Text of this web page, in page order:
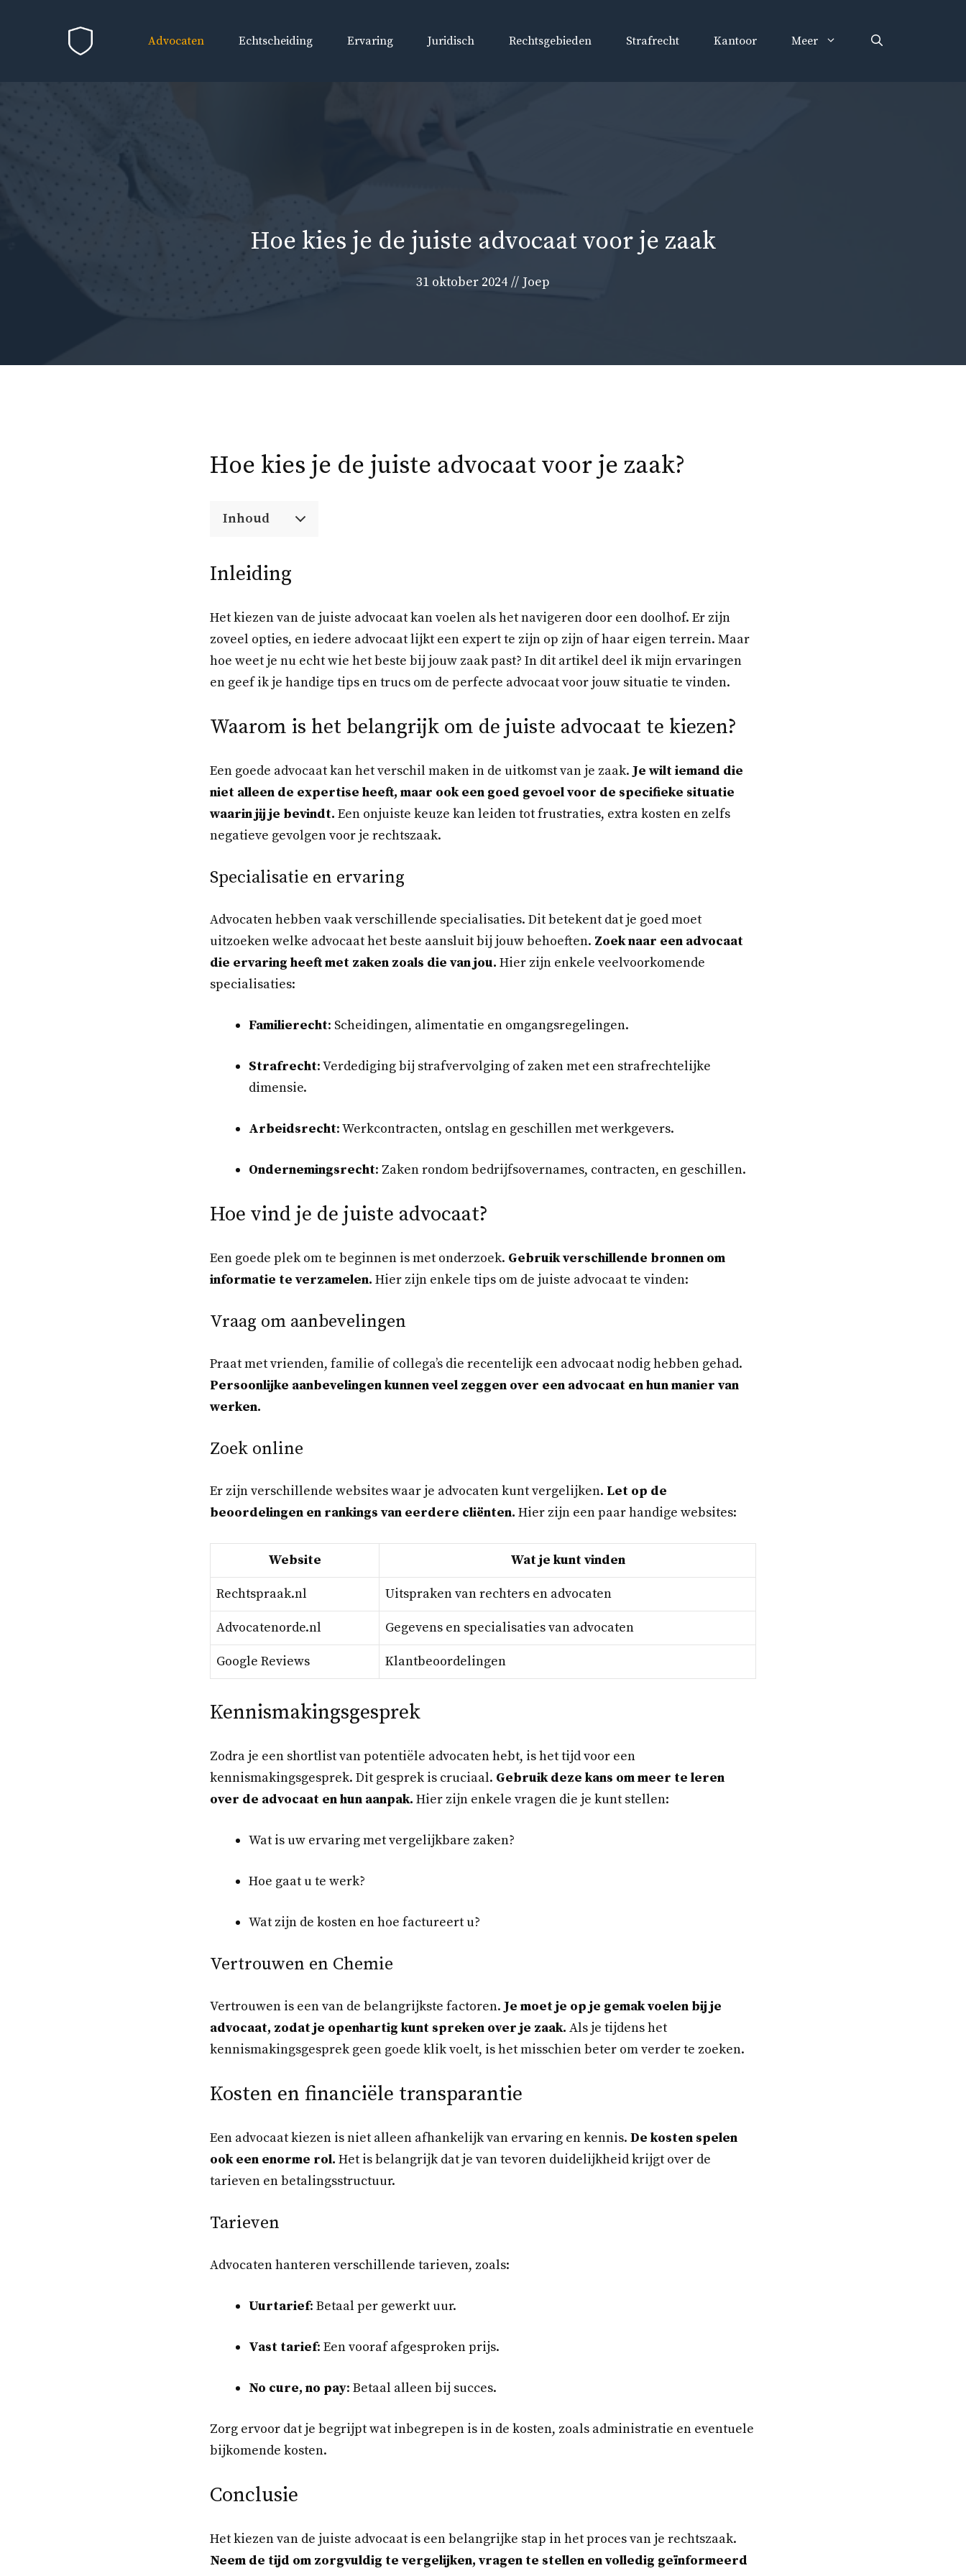
Advocaten Echtscheiding Ervaring Juridisch Rechtsgebieden Strafrecht Kantoor Meer
Hoe kies je de juiste advocaat voor je zaak
31 oktober 2024 // Joep
Hoe kies je de juiste advocaat voor je zaak?
Inhoud
Inleiding
Het kiezen van de juiste advocaat kan voelen als het navigeren door een doolhof. Er zijn
zoveel opties, en iedere advocaat lijkt een expert te zijn op zijn of haar eigen terrein. Maar
hoe weet je nu echt wie het beste bij jouw zaak past? In dit artikel deel ik mijn ervaringen
en geef ik je handige tips en trucs om de perfecte advocaat voor jouw situatie te vinden.
Waarom is het belangrijk om de juiste advocaat te kiezen?
Een goede advocaat kan het verschil maken in de uitkomst van je zaak. Je wilt iemand die
niet alleen de expertise heeft, maar ook een goed gevoel voor de specifieke situatie
waarin jij je bevindt. Een onjuiste keuze kan leiden tot frustraties, extra kosten en zelfs
negatieve gevolgen voor je rechtszaak.
Specialisatie en ervaring
Advocaten hebben vaak verschillende specialisaties. Dit betekent dat je goed moet
uitzoeken welke advocaat het beste aansluit bij jouw behoeften. Zoek naar een advocaat
die ervaring heeft met zaken zoals die van jou. Hier zijn enkele veelvoorkomende
specialisaties:
Familierecht: Scheidingen, alimentatie en omgangsregelingen.
Strafrecht: Verdediging bij strafvervolging of zaken met een strafrechtelijke
dimensie.
Arbeidsrecht: Werkcontracten, ontslag en geschillen met werkgevers.
Ondernemingsrecht: Zaken rondom bedrijfsovernames, contracten, en geschillen.
Hoe vind je de juiste advocaat?
Een goede plek om te beginnen is met onderzoek. Gebruik verschillende bronnen om
informatie te verzamelen. Hier zijn enkele tips om de juiste advocaat te vinden:
Vraag om aanbevelingen
Praat met vrienden, familie of collega’s die recentelijk een advocaat nodig hebben gehad.
Persoonlijke aanbevelingen kunnen veel zeggen over een advocaat en hun manier van
werken.
Zoek online
Er zijn verschillende websites waar je advocaten kunt vergelijken. Let op de
beoordelingen en rankings van eerdere cliënten. Hier zijn een paar handige websites:
Website Wat je kunt vinden
Rechtspraak.nl Uitspraken van rechters en advocaten
Advocatenorde.nl Gegevens en specialisaties van advocaten
Google Reviews Klantbeoordelingen
Kennismakingsgesprek
Zodra je een shortlist van potentiële advocaten hebt, is het tijd voor een
kennismakingsgesprek. Dit gesprek is cruciaal. Gebruik deze kans om meer te leren
over de advocaat en hun aanpak. Hier zijn enkele vragen die je kunt stellen:
Wat is uw ervaring met vergelijkbare zaken?
Hoe gaat u te werk?
Wat zijn de kosten en hoe factureert u?
Vertrouwen en Chemie
Vertrouwen is een van de belangrijkste factoren. Je moet je op je gemak voelen bij je
advocaat, zodat je openhartig kunt spreken over je zaak. Als je tijdens het
kennismakingsgesprek geen goede klik voelt, is het misschien beter om verder te zoeken.
Kosten en financiële transparantie
Een advocaat kiezen is niet alleen afhankelijk van ervaring en kennis. De kosten spelen
ook een enorme rol. Het is belangrijk dat je van tevoren duidelijkheid krijgt over de
tarieven en betalingsstructuur.
Tarieven
Advocaten hanteren verschillende tarieven, zoals:
Uurtarief: Betaal per gewerkt uur.
Vast tarief: Een vooraf afgesproken prijs.
No cure, no pay: Betaal alleen bij succes.
Zorg ervoor dat je begrijpt wat inbegrepen is in de kosten, zoals administratie en eventuele
bijkomende kosten.
Conclusie
Het kiezen van de juiste advocaat is een belangrijke stap in het proces van je rechtszaak.
Neem de tijd om zorgvuldig te vergelijken, vragen te stellen en volledig geïnformeerd